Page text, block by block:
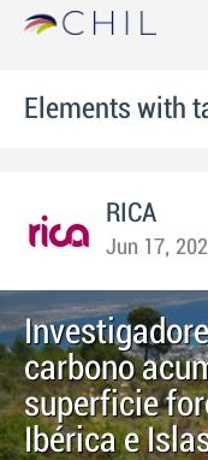
Elements with
RICA
Jun 17,
carbono
superficie
Ibérica e